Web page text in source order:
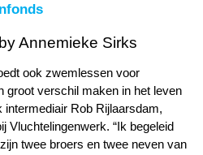
by Annemieke Sirks
ook zwemlessen voor
groot verschil maken in het leven
Rob Rijlaarsdam,
Vluchtelingenwerk. “Ik begeleid
twee broers en twee neven van